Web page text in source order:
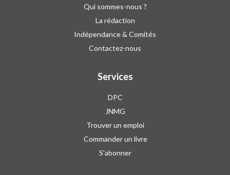
Qui sommes-nous ?
La rédaction
Indépendance & Comités
Contactez-nous
Services
DPC
JNMG
Trouver un emploi
Commander un livre
S'abonner